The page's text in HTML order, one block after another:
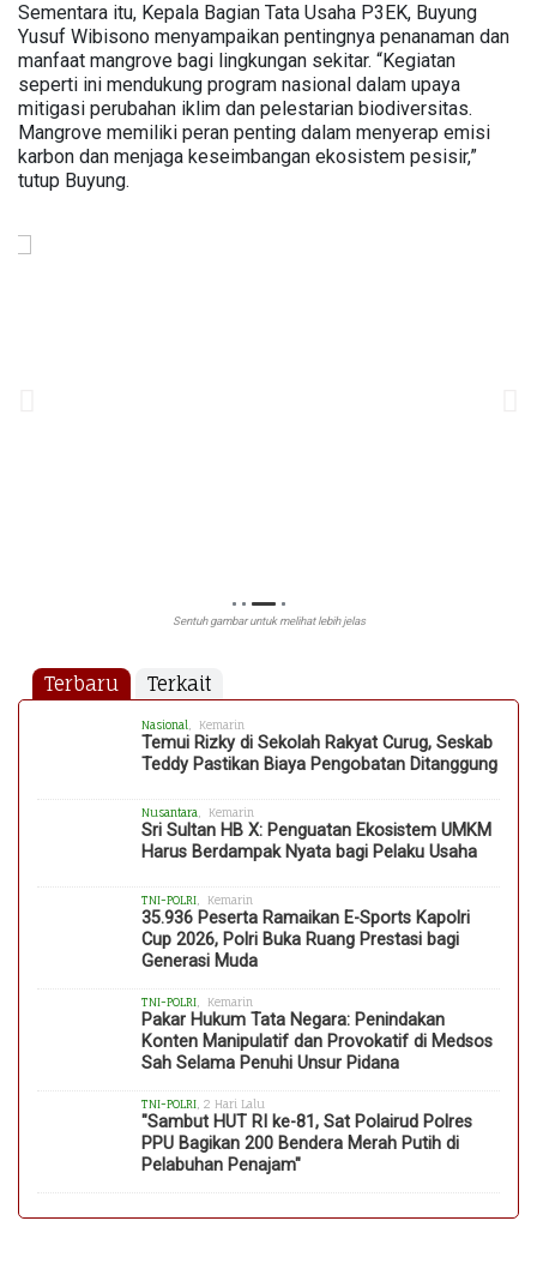
Sementara itu, Kepala Bagian Tata Usaha P3EK, Buyung
Yusuf Wibisono menyampaikan pentingnya penanaman dan
manfaat mangrove bagi lingkungan sekitar. “Kegiatan
seperti ini mendukung program nasional dalam upaya
mitigasi perubahan iklim dan pelestarian biodiversitas.
Mangrove memiliki peran penting dalam menyerap emisi
karbon dan menjaga keseimbangan ekosistem pesisir,”
tutup Buyung.
Sentuh gambar untuk melihat lebih jelas
Terbaru Terkait
Nasional , Kemarin
Temui Rizky di Sekolah Rakyat Curug, Seskab
Teddy Pastikan Biaya Pengobatan Ditanggung
Nusantara , Kemarin
Sri Sultan HB X: Penguatan Ekosistem UMKM
Harus Berdampak Nyata bagi Pelaku Usaha
TNI-POLRI , Kemarin
35.936 Peserta Ramaikan E-Sports Kapolri
Cup 2026, Polri Buka Ruang Prestasi bagi
Generasi Muda
TNI-POLRI , Kemarin
Pakar Hukum Tata Negara: Penindakan
Konten Manipulatif dan Provokatif di Medsos
Sah Selama Penuhi Unsur Pidana
TNI-POLRI , 2 Hari Lalu
"Sambut HUT RI ke-81, Sat Polairud Polres
PPU Bagikan 200 Bendera Merah Putih di
Pelabuhan Penajam"